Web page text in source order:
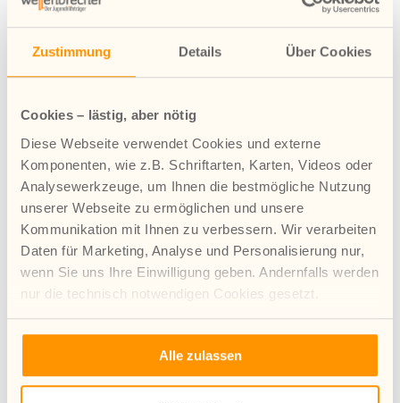
Zustimmung Details Über Cookies
Cookies – lästig, aber nötig
Diese Webseite verwendet Cookies und externe
Komponenten, wie z.B. Schriftarten, Karten, Videos oder
Analysewerkzeuge, um Ihnen die bestmögliche Nutzung
unserer Webseite zu ermöglichen und unsere
Kommunikation mit Ihnen zu verbessern. Wir verarbeiten
Daten für Marketing, Analyse und Personalisierung nur,
wenn Sie uns Ihre Einwilligung geben. Andernfalls werden
nur die technisch notwendigen Cookies gesetzt.
Mehr Infos zur Verwendung von Cookies finden Sie in
unserer Datenschutzerklärung.
Alle zulassen
Weil wir wissen, wie wichtig gut qualifizierte
Fachkräfte sind, ist es uns bei Wellenbrecher e.V. ein
Aufgaben in der...